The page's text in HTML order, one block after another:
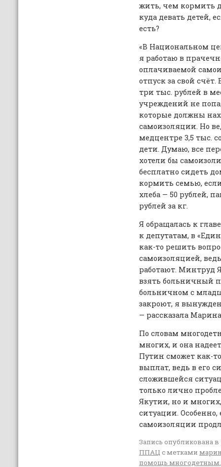
жить, чем кормить
куда девать детей,
есть?
«В Национальном
я работаю в
оплачиваемой
отпуск за свой счёт.
три тыс. рублей в
учреждений не
которые должны
самоизоляции. Но
медцентре 3,5 тыс.
дети. Думаю, все
хотели бы
бесплатно сидеть
кормить семью,
хлеба — 50 рублей,
рублей за кг.
Я обращалась к
к депутатам, в
как-то решить
самоизоляцией,
работают. Минтруд
взять больничный
больничном с
закроют, я
— рассказала
По словам
многих, и она
Путин сможет как-
выплат, ведь в его
сложившейся
только лично
Якутии, но и
ситуации.
самоизоляции
Запись опубликована
ППАЦ с метками
помощь многодетным